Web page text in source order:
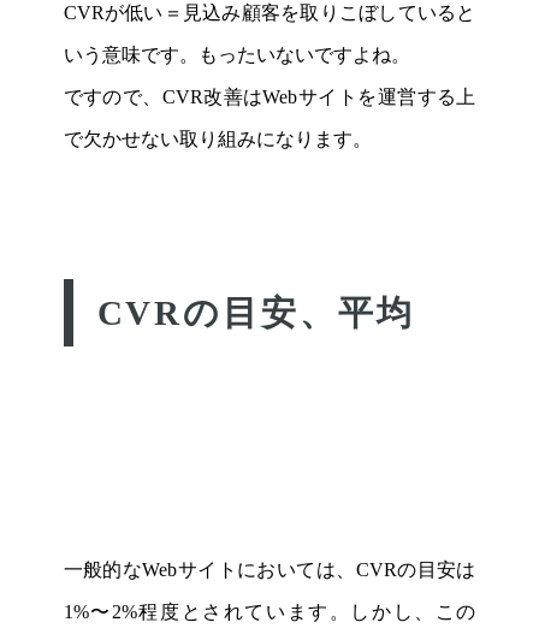
CVRが低い＝見込み顧客を取りこぼしていると
いう意味です。もったいないですよね。
ですので、CVR改善はWebサイトを運営する上
で欠かせない取り組みになります。
CVRの目安、平均
一般的なWebサイトにおいては、CVRの目安は
1%〜2%程度とされています。しかし、この